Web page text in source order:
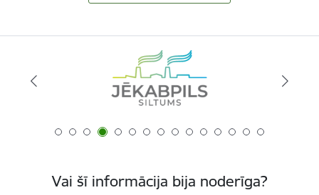
Vai šī informācija bija noderīga?